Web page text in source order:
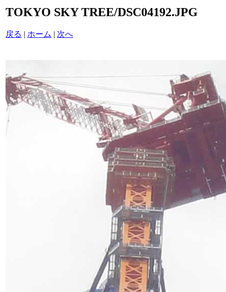
TOKYO SKY TREE/DSC04192.JPG
戻る | ホーム | 次へ